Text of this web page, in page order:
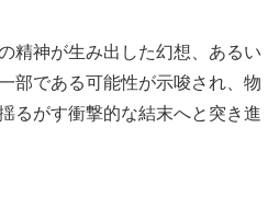
精神が生み出した幻想、あるい
部である可能性が示唆され、物
るがす衝撃的な結末へと突き進